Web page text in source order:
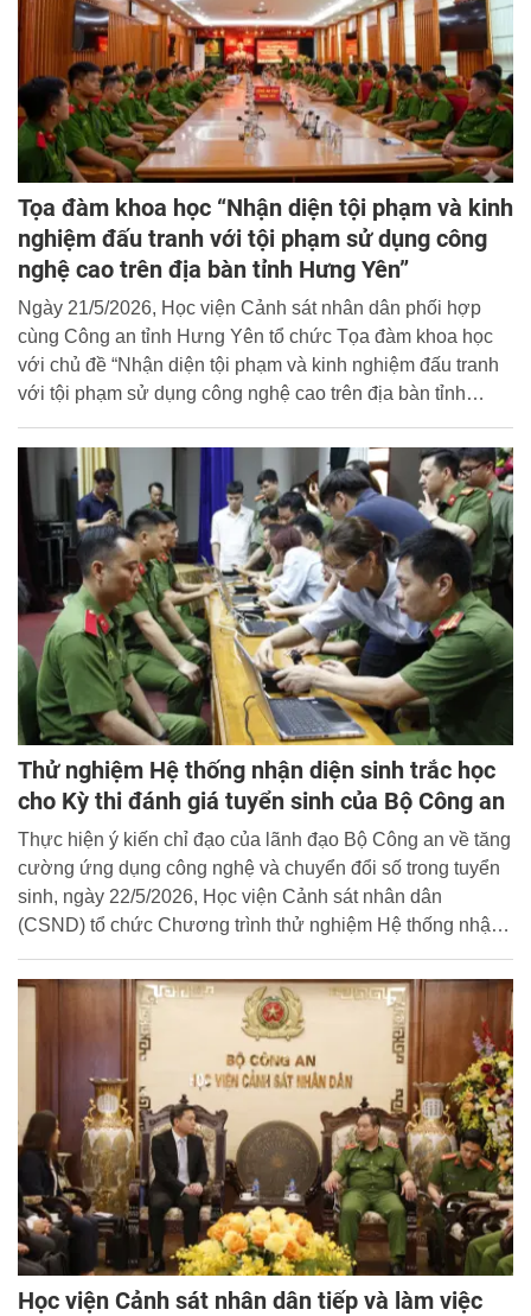
Tọa đàm khoa học “Nhận diện tội phạm và kinh
nghiệm đấu tranh với tội phạm sử dụng công
nghệ cao trên địa bàn tỉnh Hưng Yên”
Ngày 21/5/2026, Học viện Cảnh sát nhân dân phối hợp
cùng Công an tỉnh Hưng Yên tổ chức Tọa đàm khoa học
với chủ đề “Nhận diện tội phạm và kinh nghiệm đấu tranh
với tội phạm sử dụng công nghệ cao trên địa bàn tỉnh
Trưởng phòng Cảnh sát hình sự Công an tỉnh Hưng Yên;
Trung tá, PGS.TS Ngô Văn Vinh – Phó Trưởng khoa
Nghiệp vụ điều tra hình sự, Học viện Cảnh sát nhân dân
đồng chủ trì tọa đàm.
Thử nghiệm Hệ thống nhận diện sinh trắc học
cho Kỳ thi đánh giá tuyển sinh của Bộ Công an
Thực hiện ý kiến chỉ đạo của lãnh đạo Bộ Công an về tăng
cường ứng dụng công nghệ và chuyển đổi số trong tuyển
sinh, ngày 22/5/2026, Học viện Cảnh sát nhân dân
(CSND) tổ chức Chương trình thử nghiệm Hệ thống nhận
2026 - 2027.
Học viện Cảnh sát nhân dân tiếp và làm việc